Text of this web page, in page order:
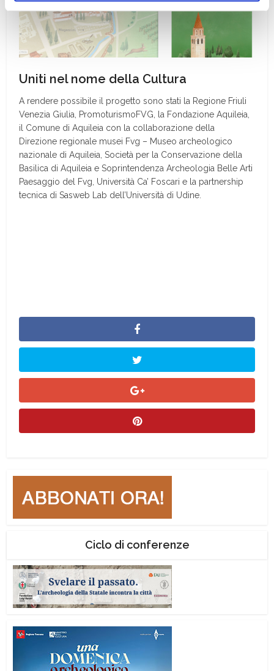
Uniti nel nome della Cultura
A rendere possibile il progetto sono stati la Regione Friuli
Venezia Giulia, PromoturismoFVG, la Fondazione Aquileia,
il Comune di Aquileia con la collaborazione della
Direzione regionale musei Fvg – Museo archeologico
nazionale di Aquileia, Società per la Conservazione della
Basilica di Aquileia e Soprintendenza Archeologia Belle Arti
Paesaggio del Fvg, Università Ca’ Foscari e la partnership
tecnica di Sasweb Lab dell’Università di Udine.
Ciclo di conferenze